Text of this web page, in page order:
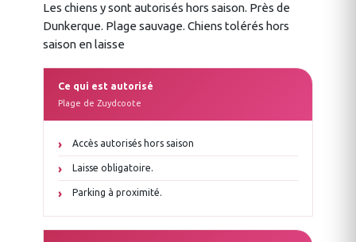
Les chiens y sont autorisés hors saison. Près de
Dunkerque. Plage sauvage. Chiens tolérés hors
saison en laisse
Ce qui est autorisé
Plage de Zuydcoote
Accès autorisés hors saison
Laisse obligatoire.
Parking à proximité.